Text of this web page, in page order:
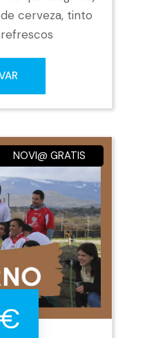
cerveza, tinto
NOVI@ GRATIS